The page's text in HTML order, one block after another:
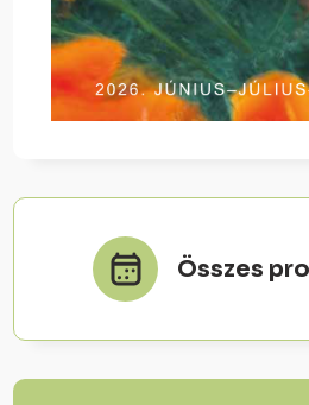
Összes